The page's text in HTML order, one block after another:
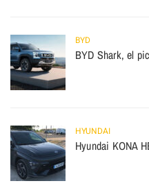
BYD
BYD Shark, el
HYUNDAI
Hyundai KONA